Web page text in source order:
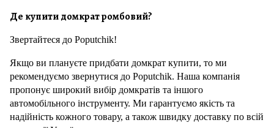
Де купити домкрат ромбовий?
Звертайтеся до Poputchik!
Якщо ви плануєте придбати домкрат купити, то ми
рекомендуємо звернутися до Poputchik. Наша компанія
пропонує широкий вибір домкратів та іншого
автомобільного інструменту. Ми гарантуємо якість та
надійність кожного товару, а також швидку доставку по всій